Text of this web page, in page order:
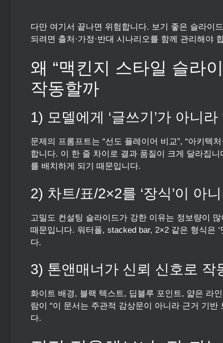
다만 여기서 끝나면 위험합니다. 보기 좋은 슬라이
되려면 출처·가정·반대 시나리오를 함께 관리해야
왜 “맥킨지 스타일 슬라
작동할까
1) 모델에게 ‘글쓰기’가 아니
문제의 프롬프트는 “선도 플레이어 비교”, “아키텍
합니다. 이 한 줄 차이로 결과 품질이 크게 달라집
를 배치하게 되기 때문입니다.
2) 차트/표/2×2를 ‘장식’이 아
고밀도 컨설팅 슬라이드가 강한 이유는 정보량이
때문입니다. 워터폴, stacked bar, 2×2 같은 형식은 ‘
다.
3) 톤앤매너가 신뢰 신호로 작
화이트 배경, 블랙 텍스트, 딥블루 포인트, 얇은 라
람이 “이 문서는 주관적 감상문이 아니라 근거 기
다.